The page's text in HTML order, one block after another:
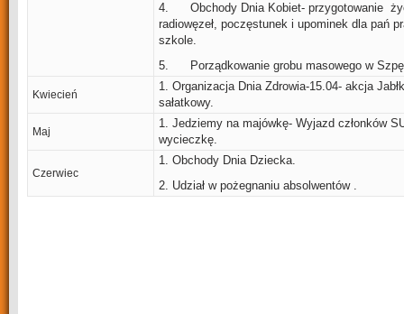
4. Obchody Dnia Kobiet- przygotowanie
radiowęzeł, poczęstunek i upominek dla pań
szkole.
5. Porządkowanie grobu masowego w
Kwiecień
1. Organizacja Dnia Zdrowia-15.04- akcja
sałatkowy.
Maj
1. Jedziemy na majówkę- Wyjazd członków
wycieczkę.
Czerwiec
1. Obchody Dnia Dziecka.
2. Udział w pożegnaniu absolwentów .